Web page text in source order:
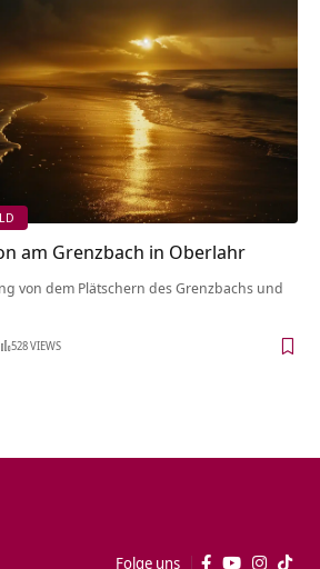
am Grenzbach in Oberlahr
von dem Plätschern des Grenzbachs und
528 VIEWS
Folge uns